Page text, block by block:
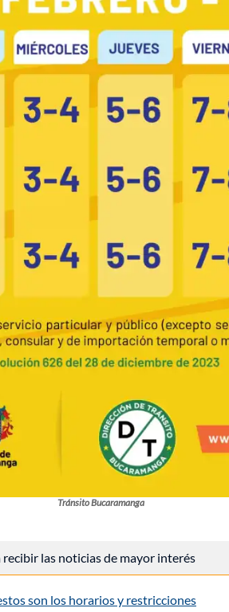
Tránsito Bucaramanga
recibir las noticias de mayor interés
son los horarios y restricciones